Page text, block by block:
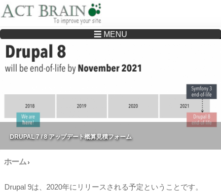
Drupalサイトの制作・保守をどこに頼んでいいか分からない方へ…まずはご相談く
ださい
☰ MENU
DRUPAL 7 / 8 アップデート概算見積フォーム
ホーム›
Drupal 9は、2020年にリリースされる予定ということです。